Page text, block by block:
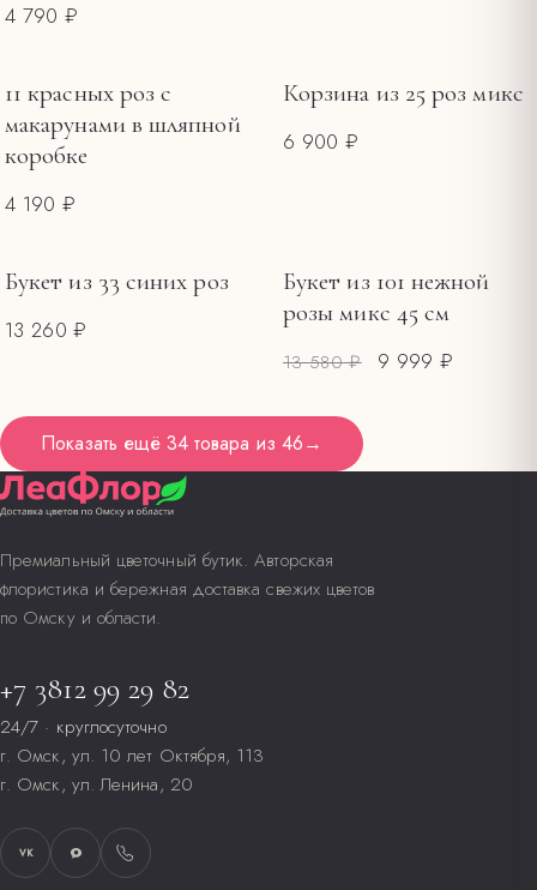
4 790 ₽
11 красных роз с
макарунами в шляпной
коробке
4 190 ₽
Корзина из 25 роз микс
6 900 ₽
Букет из 33 синих роз
13 260 ₽
РАСПРОДАЖА
Букет из 101 нежной
розы микс 45 см
13 580 ₽ 9 999 ₽
Показать ещё 34 товара из 46→
Премиальный цветочный бутик. Авторская
флористика и бережная доставка свежих цветов
по Омску и области.
+7 3812 99 29 82
24/7 · круглосуточно
г. Омск, ул. 10 лет Октября, 113
г. Омск, ул. Ленина, 20
VK